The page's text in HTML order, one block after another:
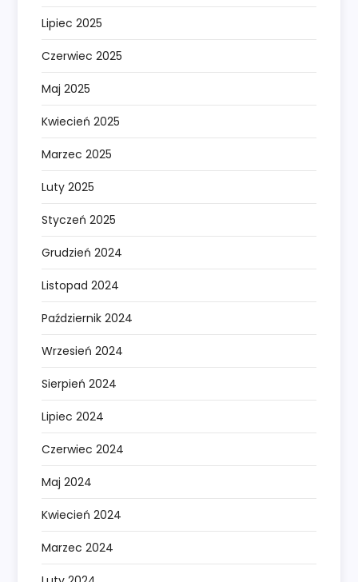
Lipiec 2025
Czerwiec 2025
Maj 2025
Kwiecień 2025
Marzec 2025
Luty 2025
Styczeń 2025
Grudzień 2024
Listopad 2024
Październik 2024
Wrzesień 2024
Sierpień 2024
Lipiec 2024
Czerwiec 2024
Maj 2024
Kwiecień 2024
Marzec 2024